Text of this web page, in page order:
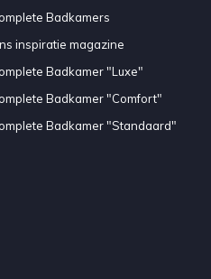
Badkamers
inspiratie magazine
Badkamer "Luxe"
Badkamer "Comfort"
Badkamer "Standaard"